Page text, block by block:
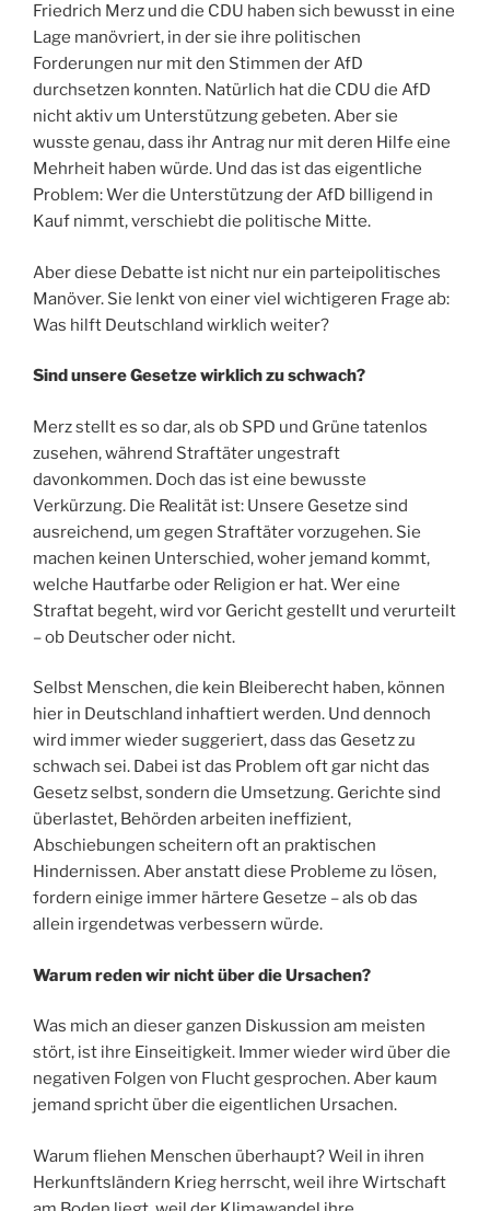
Friedrich Merz und die CDU haben sich bewusst in eine
Lage manövriert, in der sie ihre politischen
Forderungen nur mit den Stimmen der AfD
durchsetzen konnten. Natürlich hat die CDU die AfD
nicht aktiv um Unterstützung gebeten. Aber sie
wusste genau, dass ihr Antrag nur mit deren Hilfe eine
Mehrheit haben würde. Und das ist das eigentliche
Problem: Wer die Unterstützung der AfD billigend in
Kauf nimmt, verschiebt die politische Mitte.
Aber diese Debatte ist nicht nur ein parteipolitisches
Manöver. Sie lenkt von einer viel wichtigeren Frage ab:
Was hilft Deutschland wirklich weiter?
Sind unsere Gesetze wirklich zu schwach?
Merz stellt es so dar, als ob SPD und Grüne tatenlos
zusehen, während Straftäter ungestraft
davonkommen. Doch das ist eine bewusste
Verkürzung. Die Realität ist: Unsere Gesetze sind
ausreichend, um gegen Straftäter vorzugehen. Sie
machen keinen Unterschied, woher jemand kommt,
welche Hautfarbe oder Religion er hat. Wer eine
Straftat begeht, wird vor Gericht gestellt und verurteilt
– ob Deutscher oder nicht.
Selbst Menschen, die kein Bleiberecht haben, können
hier in Deutschland inhaftiert werden. Und dennoch
wird immer wieder suggeriert, dass das Gesetz zu
schwach sei. Dabei ist das Problem oft gar nicht das
Gesetz selbst, sondern die Umsetzung. Gerichte sind
überlastet, Behörden arbeiten ineffizient,
Abschiebungen scheitern oft an praktischen
Hindernissen. Aber anstatt diese Probleme zu lösen,
fordern einige immer härtere Gesetze – als ob das
allein irgendetwas verbessern würde.
Warum reden wir nicht über die Ursachen?
Was mich an dieser ganzen Diskussion am meisten
stört, ist ihre Einseitigkeit. Immer wieder wird über die
negativen Folgen von Flucht gesprochen. Aber kaum
jemand spricht über die eigentlichen Ursachen.
Warum fliehen Menschen überhaupt? Weil in ihren
Herkunftsländern Krieg herrscht, weil ihre Wirtschaft